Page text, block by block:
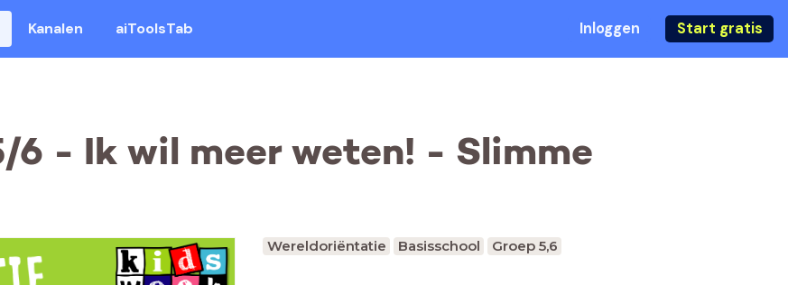
Kanalen aiToolsTab Inloggen Start gratis
- Ik wil meer weten! - Slimme
Wereldoriëntatie Basisschool Groep 5,6